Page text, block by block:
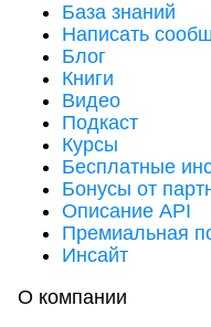
База знаний
Написать
Блог
Книги
Видео
Подкаст
Курсы
Бесплатные
Бонусы от
Описание API
Премиальная
Инсайт
О компании